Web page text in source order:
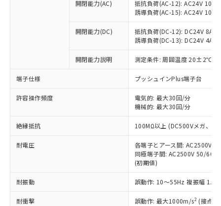
開閉能力(AC)
抵抗負荷(AC-12): AC24V 10A/
誘導負荷(AC-15): AC24V
開閉能力(DC)
抵抗負荷(DC-12): DC24V 8A/
誘導負荷(DC-13): DC24V 4A/
開閉能力説明 測定条件: 周囲温度 20±2℃、
端子仕様 プッシュインPlus端子台
許容操作頻度
電気的: 最大30回/分
機械的: 最大30回/分
絶縁抵抗 100MΩ以上 (DC500Vメガ、点
耐電圧
各端子とアース間: AC2500V
同極端子間: AC2500V 50/
(初期値)
耐振動 誤動作: 10～55Hz 複振幅
耐衝撃 誤動作: 最大1000m/s2 (接点
本サービスの対象外となる商品もある
ことをご了承ください。
在庫状況および標準価格照会結果は、
記載している更新日時点での社内デー
タに基づき作成されるものであり、閲
覧された時点での実際の在庫および標
正式な納期状況および標準価格はお客
様のお取引先、またはお客様担当のオ
ムロン制御機器販売店・当社販売員に
オムロン制御機器販売店や当社販売拠
販売ネットワーク
」をご確認
在庫状況および標準価格結果を当社の
示しないようお願いします。
マイパーツ機能（部品リスト作成サー
仕入先様の事情により、非含有部品として
いたものが、含有品と判明した場合などや
むを得ず変更することがあります。
ミウム(Cd) 100ppm以下、
六価クロム(Cr(Ⅵ)) 1000ppm以下、ポリ臭化ビフェニル
類(PBB) 1000ppm以下、ポリ臭化ジフェニルエーテル類
(PBDE) 1000ppm以下、フタル酸ビス(2-エチルヘキシ
ルベンジル（BBP） 1000ppm以下、フタル酸ジブチル
（DBP） 1000ppm以下、フタル酸ジイソブチル
適用除外項目は除く。
フタル酸エステル類の４物質については閾値を超える意
図的な使用がないことを確認しています。
部品在庫の切り替え状況などにより、予定
月が前後することがあります。
「×」：最大均質材料含有率が中国RoHSの
基準値を超えていることを示します。
「－」：未確認です。当社販売部門へお問
い合わせください。
*中国RoHS10物質の基準値 (GB/T26572)：
Pb(鉛) :1000ppm、 Hg(水銀) : 1000ppm、 Cd(カドミウ
Cr(Ⅵ)(六価クロム) : 1000ppm、 PBBs(ポリ臭化ビフェ
DBP(フタル酸ジブチル) : 1000ppm、 DIBP(フタル酸ジ
イソブチル) : 1000ppm、 BBP(フタル酸ブチルベンジ
DEHP(フタル酸ビス(2-エチルヘキシル)) : 1000ppm
「ｅ」：有害物質（10物質）のすべてが基
準値以下であることを示します。
「10」：通常の使用状況下において有害物
質が外部に漏えいし、環境に深刻な影響を
当社は、これら貴社製品のうち、外国
為替および外国貿易法に定める商品
（以下｢規制貨物等」という）を輸出
または国外への提供する場合は、日本
国政府の輸出許可(または役務取引許
可)を取得するなどの必要な手続きを
当社は規制貨物を破棄する場合は、完
全に破砕するなど、違法に輸出されな
いよう必要な手段を講じます。
当社は貴社製品を、核兵器、ミサイ
ル、化学兵器、生物兵器またはその他
武器並びにこれらの製造装置等に一切
当社は、貴社製品を第三者に販売する
場合は、上記1、2および3の内容を当
該第三者に通知します。また当社は、
販売先および販売に係わる関係者が違
法に輸出するおそれがある場合は、取
一定数以上の在庫あり
一定数には満たないが在庫あり
在庫なし(最新の在庫状況につ
いては、お客様のお取引先、ま
たはお客様担当のオムロン制御
機器販売店・当社販売員にご確
受注生産機種、また在庫状況の